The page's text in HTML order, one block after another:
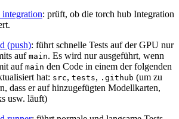
: prüft, ob die torch hub Integration
(push): führt schnelle Tests auf der GPU nur
auf main. Es wird nur ausgeführt, wenn
auf main den Code in einem der folgenden
hat: src, tests, .github (um zu
dass er auf hinzugefügten Modellkarten,
usw. läuft)